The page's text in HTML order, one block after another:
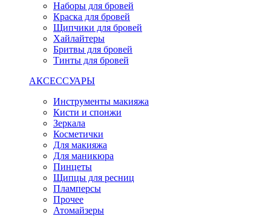
Наборы для бровей
Краска для бровей
Щипчики для бровей
Хайлайтеры
Бритвы для бровей
Тинты для бровей
АКСЕССУАРЫ
Инструменты макияжа
Кисти и спонжи
Зеркала
Косметички
Для макияжа
Для маникюра
Пинцеты
Щипцы для ресниц
Пламперсы
Прочее
Атомайзеры